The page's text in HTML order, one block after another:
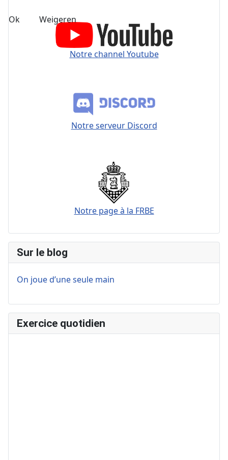
Notre channel Youtube
Notre serveur Discord
Notre page à la FRBE
Sur le blog
On joue d’une seule main
Exercice quotidien
Ok Weigeren